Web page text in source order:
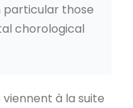
those
chorological
à la suite